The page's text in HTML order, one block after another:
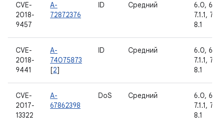
CVE-
2018-
9457
A-
72872376
ID Средний
6.0,
7.1.1,
8.1
CVE-
2018-
9441
A-
74075873
[2]
ID Средний
6.0,
7.1.1,
8.1
CVE-
2017-
13322
A-
67862398
DoS Средний
6.0,
7.1.1,
8.1